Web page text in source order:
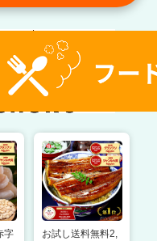
g ニュージーラン
ド モノフローラル
Manuka Doctor マ
ヌカドクター 贈答
品 非加熱
字
お試し送料無料2,